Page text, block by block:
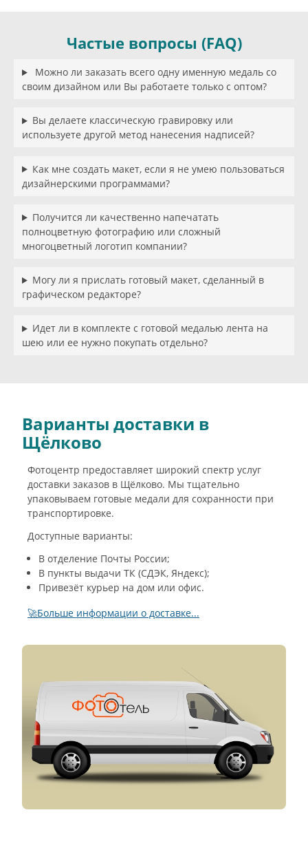
Частые вопросы (FAQ)
Можно ли заказать всего одну именную медаль со
своим дизайном или Вы работаете только с оптом?
Вы делаете классическую гравировку или
используете другой метод нанесения надписей?
Как мне создать макет, если я не умею пользоваться
дизайнерскими программами?
Получится ли качественно напечатать
полноцветную фотографию или сложный
многоцветный логотип компании?
Могу ли я прислать готовый макет, сделанный в
графическом редакторе?
Идет ли в комплекте с готовой медалью лента на
шею или ее нужно покупать отдельно?
Варианты доставки в
Щёлково
Фотоцентр предоставляет широкий спектр услуг
доставки заказов в Щёлково. Мы тщательно
упаковываем готовые медали для сохранности при
транспортировке.
Доступные варианты:
В отделение Почты России;
В пункты выдачи ТК (СДЭК, Яндекс);
Привезёт курьер на дом или офис.
🚀Больше информации о доставке...